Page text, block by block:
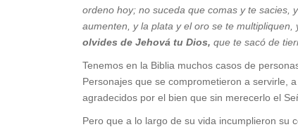
ordeno hoy; no suceda que comas y te sacies,
aumenten, y la plata y el oro se te
olvides de Jehová tu Dios, que te sacó de
Tenemos en la Biblia muchos casos de
Personajes que se comprometieron a servirle,
agradecidos por el bien que sin merecerlo el
Pero que a lo largo de su vida incumplieron su